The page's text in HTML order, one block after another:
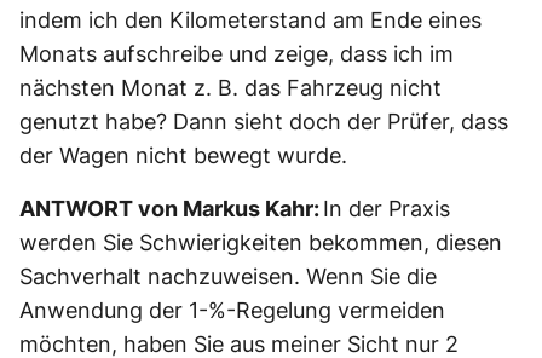
indem ich den Kilometerstand am Ende eines
Monats aufschreibe und zeige, dass ich im
nächsten Monat z. B. das Fahrzeug nicht
genutzt habe? Dann sieht doch der Prüfer, dass
der Wagen nicht bewegt wurde.
ANTWORT von Markus Kahr:In der Praxis
werden Sie Schwierigkeiten bekommen, diesen
Sachverhalt nachzuweisen. Wenn Sie die
Anwendung der 1-%-Regelung vermeiden
möchten, haben Sie aus meiner Sicht nur 2